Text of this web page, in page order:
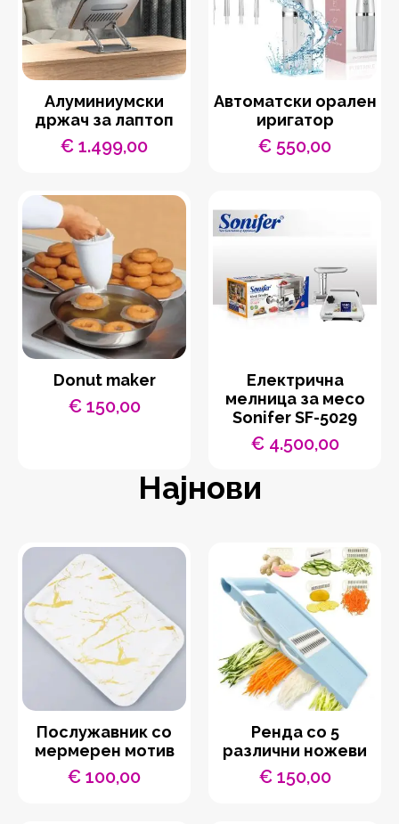
Aлуминиумски
држач за лаптоп
€ 1.499,00
Автоматски орален
иригатор
€ 550,00
Donut maker
€150,00
Eлектрична
мелница за месо
Sonifer SF-5029
€4.500,00
Најнови
Послужавник со
мермерен мотив
€ 100,00
Ренда со 5
различни ножеви
€150,00